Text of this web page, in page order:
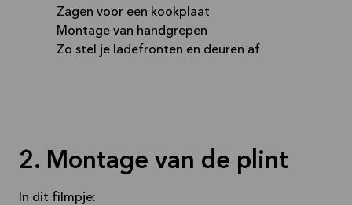
Zagen voor een kookplaat
Montage van handgrepen
Zo stel je ladefronten en deuren af
2. Montage van de plint
In dit filmpje: